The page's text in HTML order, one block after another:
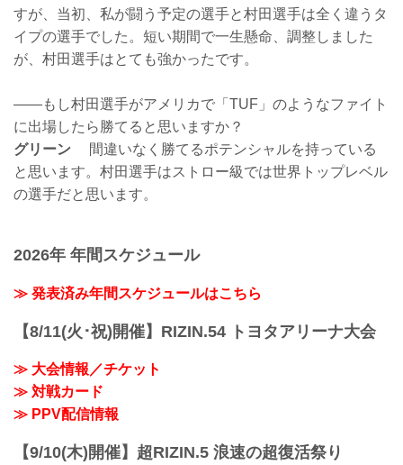
すが、当初、私が闘う予定の選手と村田選手は全く違うタ
イプの選手でした。短い期間で一生懸命、調整しました
が、村田選手はとても強かったです。
――もし村田選手がアメリカで「TUF」のようなファイト
に出場したら勝てると思いますか？
グリーン
間違いなく勝てるポテンシャルを持っている
と思います。村田選手はストロー級では世界トップレベル
の選手だと思います。
2026年 年間スケジュール
≫ 発表済み年間スケジュールはこちら
【8/11(火･祝)開催】RIZIN.54 トヨタアリーナ大会
≫ 大会情報／チケット
≫ 対戦カード
≫ PPV配信情報
【9/10(木)開催】超RIZIN.5 浪速の超復活祭り